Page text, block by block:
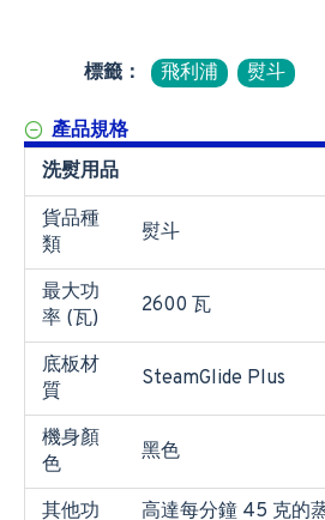
標籤： 飛利浦 熨斗
產品規格
洗熨用品
貨品種
類
熨斗
最大功
率 (瓦)
2600 瓦
底板材
質
SteamGlide Plus
機身顏
色
黑色
其他功
高達每分鐘 45 克的